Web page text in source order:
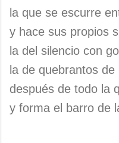
la que se escurre
y hace sus propios
la del silencio con
la de quebrantos de
después de todo la
y forma el barro de